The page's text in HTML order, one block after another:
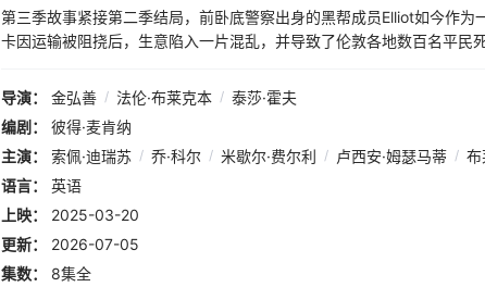
第三季故事紧接第二季结局，前卧底警察出身的黑帮成员Elliot如今作
卡因运输被阻挠后，生意陷入一片混乱，并导致了伦敦各地数百名平民
临毁灭性后果。这是一次有针对性的袭击，并且只是个开始，但问题是
导演： 金弘善 / 法伦·布莱克本 / 泰莎·霍夫
编剧：
彼得·麦肯纳
主演：
索佩·迪瑞苏 / 乔·科尔 / 米歇尔·费尔利 / 卢西安·姆瑟马蒂 / 布
语言：
英语
上映：
2025-03-20
更新：
2026-07-05
集数：
8集全